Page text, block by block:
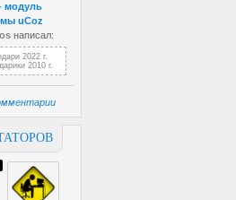
модуль
uCoz
написал:
2022 г.
2010 г.